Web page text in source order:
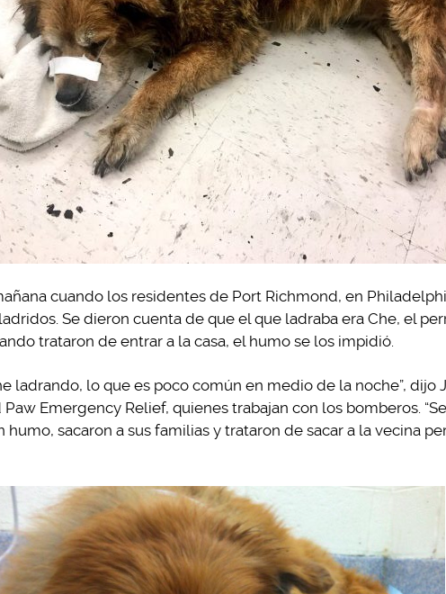
cuando los residentes de Port Richmond, en
Se dieron cuenta de que el que ladraba era Che, el
trataron de entrar a la casa, el humo se los impidió.
ladrando, lo que es poco común en medio de la noche”, dijo
Emergency Relief, quienes trabajan con los bomberos.
humo, sacaron a sus familias y trataron de sacar a la vecina